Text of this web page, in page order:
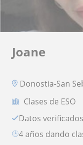
Joane
Donostia-San
Clases de ESO
Datos verificados
4 años dando